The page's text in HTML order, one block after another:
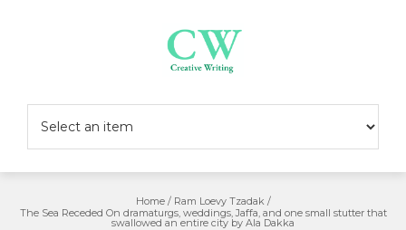
Home/ Ram Loevy Tzadak/
The Sea Receded On dramaturgs, weddings, Jaffa, and one small stutter that
swallowed an entire city by Ala Dakka